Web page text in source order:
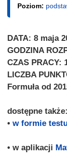
Poziom:
DATA: 8 maja
GODZINA
CZAS PRACY:
LICZBA
Formuła od
dostępne także:
• w formie
• w aplikacji